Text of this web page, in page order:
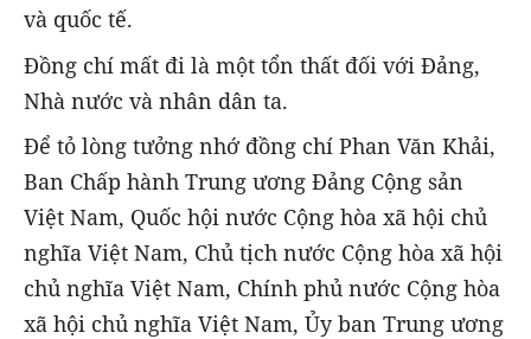
và quốc tế.
Đồng chí mất đi là một tổn thất đối với Đảng,
Nhà nước và nhân dân ta.
Để tỏ lòng tưởng nhớ đồng chí Phan Văn Khải,
Ban Chấp hành Trung ương Đảng Cộng sản
Việt Nam, Quốc hội nước Cộng hòa xã hội chủ
nghĩa Việt Nam, Chủ tịch nước Cộng hòa xã hội
chủ nghĩa Việt Nam, Chính phủ nước Cộng hòa
xã hội chủ nghĩa Việt Nam, Ủy ban Trung ương